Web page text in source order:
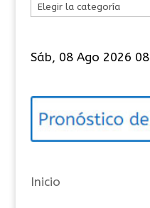
e
o
í
s
Sáb, 08 Ago 2026
Inicio